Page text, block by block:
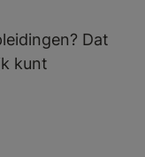
Dat
kunt